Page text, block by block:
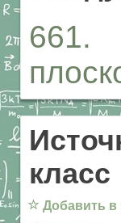
661.
класс
☆ Добавить в